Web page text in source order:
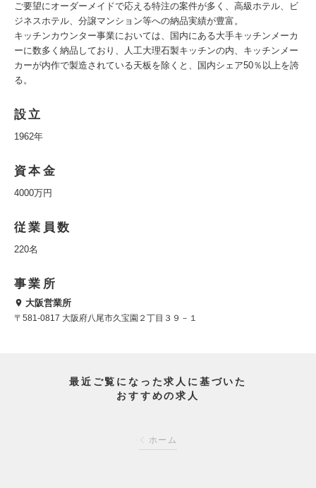
ご要望にオーダーメイドで応える特注の案件が多く、高級ホテル、ビ
ジネスホテル、分譲マンション等への納品実績が豊富。
キッチンカウンター事業においては、国内にある大手キッチンメーカ
ーに数多く納品しており、人工大理石製キッチンの内、キッチンメー
カーが内作で製造されている天板を除くと、国内シェア50％以上を誇
る。
設立
1962年
資本金
4000万円
従業員数
220名
事業所
大阪営業所
〒581-0817 大阪府八尾市久宝園２丁目３９－１
最近ご覧になった求人に基づいた
おすすめの求人
ホーム